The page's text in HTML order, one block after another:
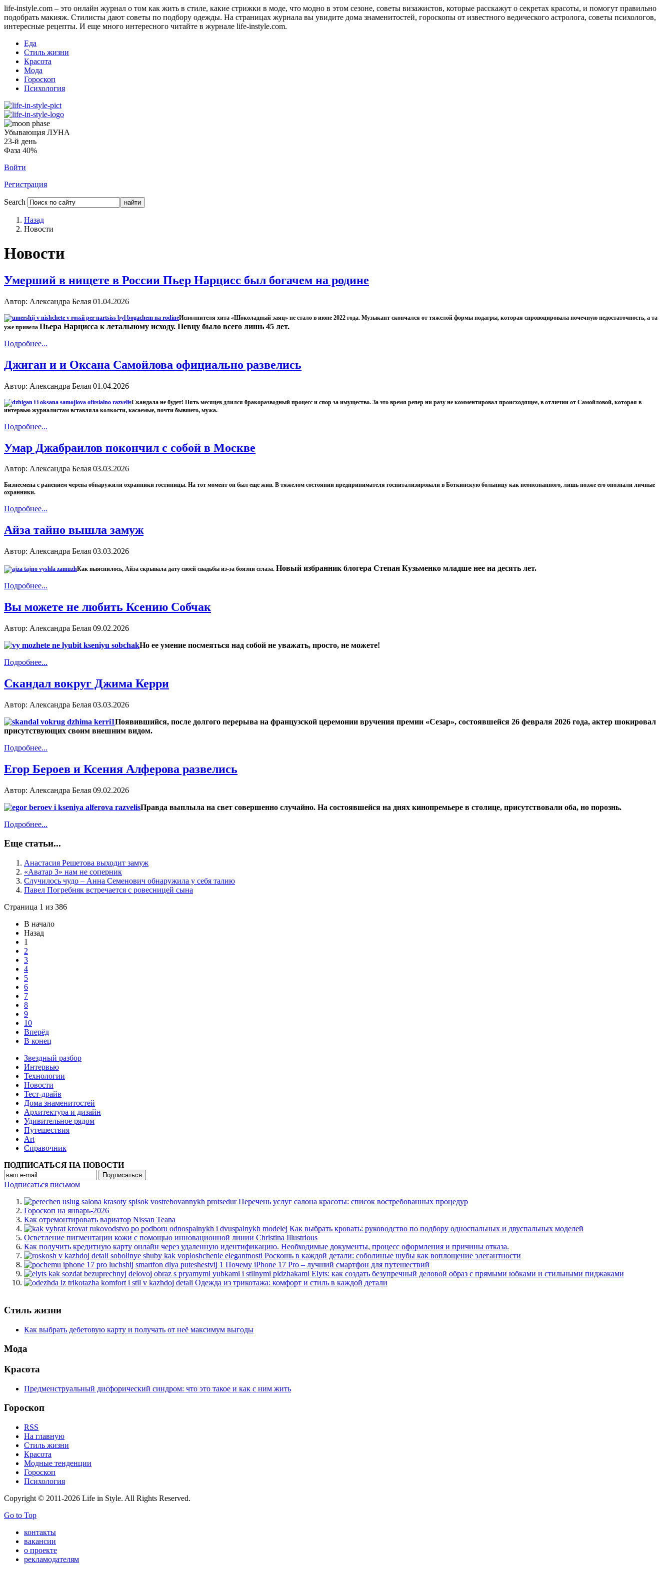
life-instyle.com – это онлайн журнал о том как жить в стиле, какие стрижки в моде, что модно в этом сезоне, советы визажистов, которые расскажут о секретах красоты, и помогут правильно
подобрать макияж. Стилисты дают советы по подбору одежды. На страницах журнала вы увидите дома знаменитостей, гороскопы от известного ведического астролога, советы психологов,
интересные рецепты. И еще много интересного читайте в журнале life-instyle.com.
Еда
Стиль жизни
Красота
Мода
Гороскоп
Психология
Убывающая ЛУНА
23-й день
Фаза 40%
Войти
Регистрация
Search
Назад
Новости
Новости
Умерший в нищете в России Пьер Нарцисс был богачем на родине
Автор: Александра Белая 01.04.2026
Исполнителя хита «Шоколадный заяц» не стало в июне 2022 года. Музыкант скончался от тяжелой формы подагры, которая спровоцировала почечную недостаточность, а та
уже привела Пьера Нарцисса к летальному исходу. Певцу было всего лишь 45 лет.
Подробнее...
Джиган и и Оксана Самойлова официально развелись
Автор: Александра Белая 01.04.2026
Скандала не будет! Пять месяцев длился бракоразводный процесс и спор за имущество. За это время репер ни разу не комментировал происходящее, в отличии от Самойловой, которая в
интервью журналистам вставляла колкости, касаемые, почти бывшего, мужа.
Подробнее...
Умар Джабраилов покончил с собой в Москве
Автор: Александра Белая 03.03.2026
Бизнесмена с ранением черепа обнаружили охранники гостиницы. На тот момент он был еще жив. В тяжелом состоянии предпринимателя госпитализировали в Боткинскую больницу как неопознанного, лишь позже его опознали личные
охранники.
Подробнее...
Айза тайно вышла замуж
Автор: Александра Белая 03.03.2026
Как выяснилось, Айза скрывала дату своей свадьбы из-за боязни сглаза. Новый избранник блогера Степан Кузьменко младше нее на десять лет.
Подробнее...
Вы можете не любить Ксению Собчак
Автор: Александра Белая 09.02.2026
Но ее умение посмеяться над собой не уважать, просто, не можете!
Подробнее...
Скандал вокруг Джима Керри
Автор: Александра Белая 03.03.2026
Появившийся, после долгого перерыва на французской церемонии вручения премии «Сезар», состоявшейся 26 февраля 2026 года, актер шокировал
присутствующих своим внешним видом.
Подробнее...
Егор Бероев и Ксения Алферова развелись
Автор: Александра Белая 09.02.2026
Правда выплыла на свет совершенно случайно. На состоявшейся на днях кинопремьере в столице, присутствовали оба, но порознь.
Подробнее...
Еще статьи...
Анастасия Решетова выходит замуж
«Аватар 3» нам не соперник
Случилось чудо – Анна Семенович обнаружила у себя талию
Павел Погребняк встречается с ровесницей сына
Страница 1 из 386
В начало
Назад
1
2
3
4
5
6
7
8
9
10
Вперёд
В конец
Звездный разбор
Интервью
Технологии
Новости
Тест-драйв
Дома знаменитостей
Архитектура и дизайн
Удивительное рядом
Путешествия
Art
Cправочник
ПОДПИСАТЬСЯ НА НОВОСТИ
Подписаться письмом
Перечень услуг салона красоты: список востребованных процедур
Гороскоп на январь-2026
Как отремонтировать вариатор Nissan Teana
Как выбрать кровать: руководство по подбору односпальных и двуспальных моделей
Осветление пигментации кожи с помощью инновационной линии Christina Illustrious
Как получить кредитную карту онлайн через удаленную идентификацию. Необходимые документы, процесс оформления и причины отказа.
Роскошь в каждой детали: соболиные шубы как воплощение элегантности
Почему iPhone 17 Pro – лучший смартфон для путешествий
Elyts: как создать безупречный деловой образ с прямыми юбками и стильными пиджаками
Одежда из трикотажа: комфорт и стиль в каждой детали
Стиль жизни
Как выбрать дебетовую карту и получать от неё максимум выгоды
Мода
Красота
Предменструальный дисфорический синдром: что это такое и как с ним жить
Гороскоп
RSS
На главную
Стиль жизни
Красота
Модные тенденции
Гороскоп
Психология
Copyright © 2011-2026 Life in Style. All Rights Reserved.
Go to Top
контакты
вакансии
о проекте
рекламодателям